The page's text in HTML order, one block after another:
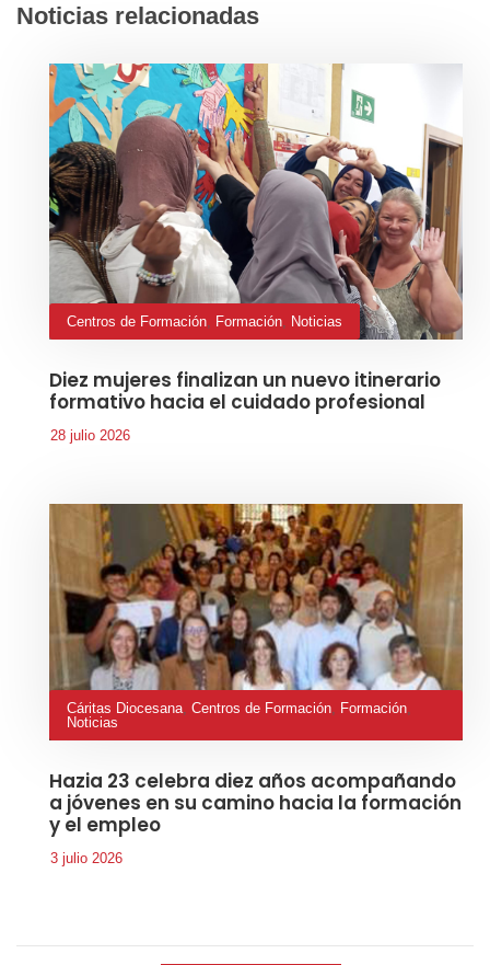
Noticias relacionadas
Centros de Formación Formación Noticias
Diez mujeres finalizan un nuevo itinerario
formativo hacia el cuidado profesional
28 julio 2026
Cáritas Diocesana Centros de Formación Formación
Noticias
Hazia 23 celebra diez años acompañando
a jóvenes en su camino hacia la formación
y el empleo
3 julio 2026